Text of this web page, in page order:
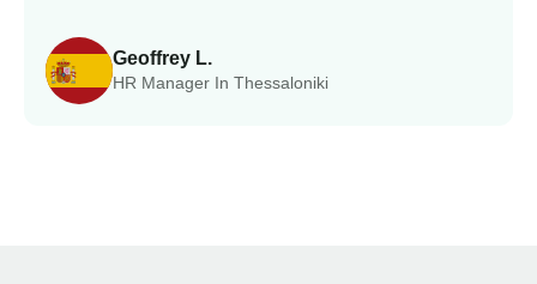
Geoffrey L.
HR Manager In Thessaloniki